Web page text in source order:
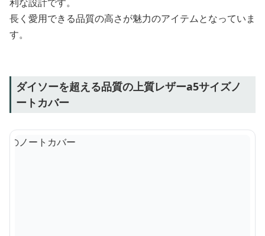
利な設計です。
長く愛用できる品質の高さが魅力のアイテムとなっていま
す。
ダイソーを超える品質の上質レザーa5サイズノ
ートカバー